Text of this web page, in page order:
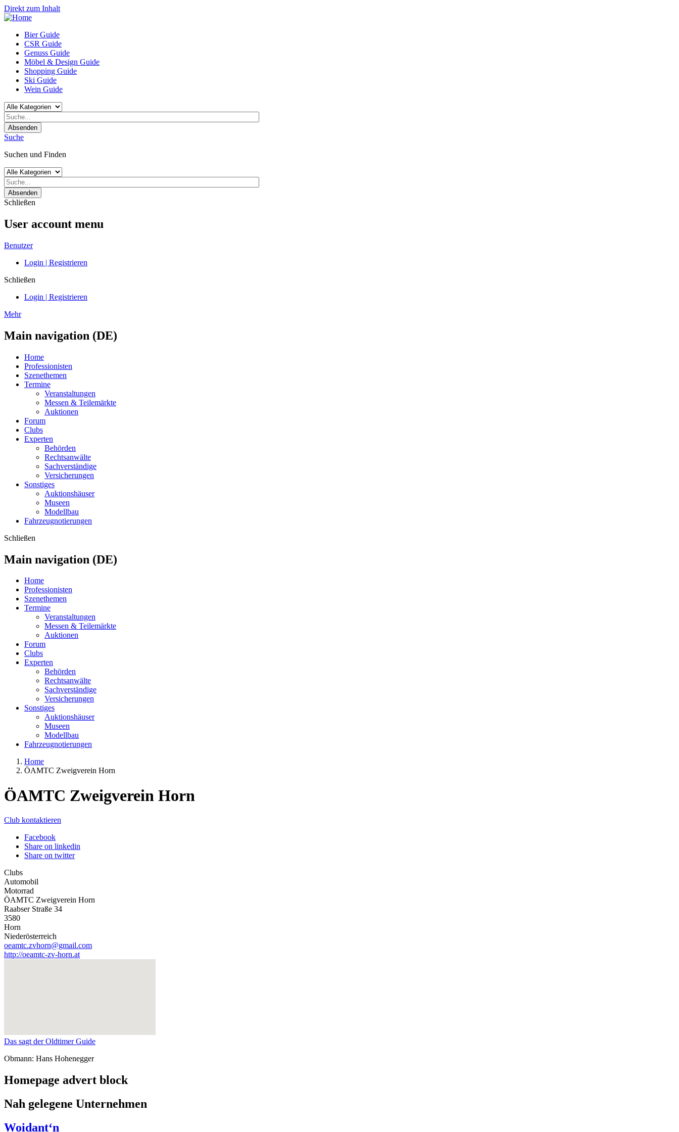
Direkt zum Inhalt
Bier Guide
CSR Guide
Genuss Guide
Möbel & Design Guide
Shopping Guide
Ski Guide
Wein Guide
Absenden
Suche
Suchen und Finden
Absenden
Schließen
User account menu
Benutzer
Login | Registrieren
Schließen
Login | Registrieren
Mehr
Main navigation (DE)
Home
Professionisten
Szenethemen
Termine
Veranstaltungen
Messen & Teilemärkte
Auktionen
Forum
Clubs
Experten
Behörden
Rechtsanwälte
Sachverständige
Versicherungen
Sonstiges
Auktionshäuser
Museen
Modellbau
Fahrzeugnotierungen
Schließen
Main navigation (DE)
Home
Professionisten
Szenethemen
Termine
Veranstaltungen
Messen & Teilemärkte
Auktionen
Forum
Clubs
Experten
Behörden
Rechtsanwälte
Sachverständige
Versicherungen
Sonstiges
Auktionshäuser
Museen
Modellbau
Fahrzeugnotierungen
Home
ÖAMTC Zweigverein Horn
ÖAMTC Zweigverein Horn
Club kontaktieren
Facebook
Share on linkedin
Share on twitter
Clubs
Automobil
Motorrad
ÖAMTC Zweigverein Horn
Raabser Straße 34
3580
Horn
Niederösterreich
oeamtc.zvhorn@gmail.com
http://oeamtc-zv-horn.at
Das sagt der Oldtimer Guide
Obmann: Hans Hohenegger
Homepage advert block
Nah gelegene Unternehmen
Woidant‘n